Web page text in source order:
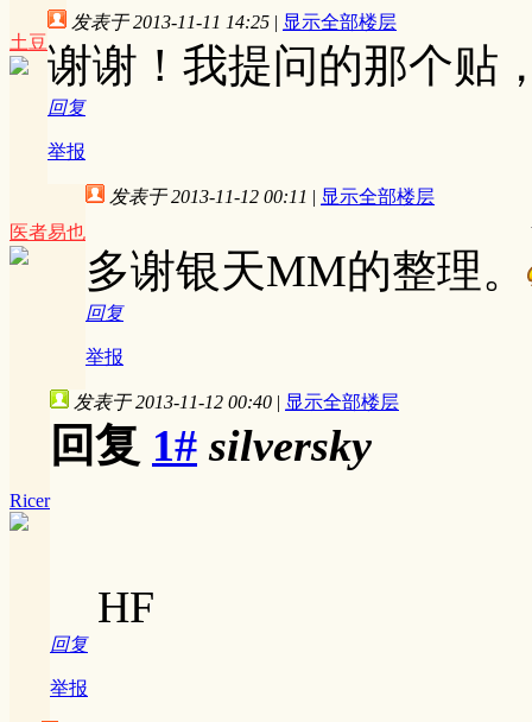
土豆
发表于 2013-11-11 14:25 | 显示全部楼层
谢谢！我提问的那个贴
回复
举报
医者易也
发表于 2013-11-12 00:11 | 显示全部楼层
多谢银天MM的整理。
回复
举报
Ricer
发表于 2013-11-12 00:40 | 显示全部楼层
回复 1# silversky
HF
回复
举报